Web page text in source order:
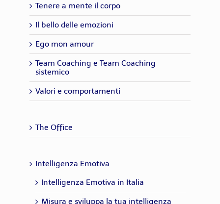
Tenere a mente il corpo
Il bello delle emozioni
Ego mon amour
Team Coaching e Team Coaching
sistemico
Valori e comportamenti
The Office
Intelligenza Emotiva
Intelligenza Emotiva in Italia
Misura e sviluppa la tua intelligenza